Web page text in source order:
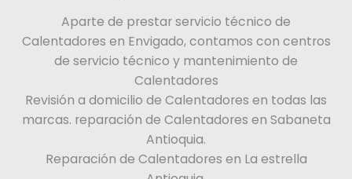
Aparte de prestar servicio técnico de
Calentadores en Envigado, contamos con centros
de servicio técnico y mantenimiento de
Calentadores
Revisión a domicilio de Calentadores en todas las
marcas. reparación de Calentadores en Sabaneta
Antioquia.
Reparación de Calentadores en La estrella